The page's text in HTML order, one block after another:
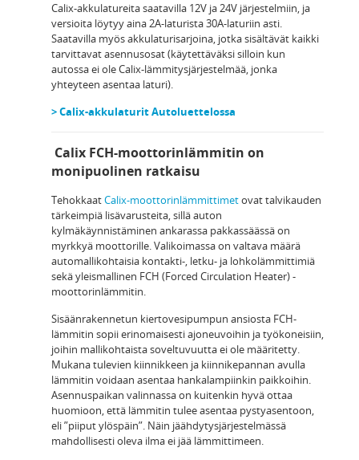
Calix-akkulatureita saatavilla 12V ja 24V järjestelmiin, ja
versioita löytyy aina 2A-laturista 30A-laturiin asti.
Saatavilla myös akkulaturisarjoina, jotka sisältävät kaikki
tarvittavat asennusosat (käytettäväksi silloin kun
autossa ei ole Calix-lämmitysjärjestelmää, jonka
yhteyteen asentaa laturi).
> Calix-akkulaturit Autoluettelossa
Calix FCH-moottorinlämmitin on
monipuolinen ratkaisu
TehokkaatCalix-moottorinlämmittimetovat talvikauden
tärkeimpiä lisävarusteita, sillä auton
kylmäkäynnistäminen ankarassa pakkassäässä on
myrkkyä moottorille. Valikoimassa on valtava määrä
automallikohtaisia kontakti-, letku- ja lohkolämmittimiä
sekä yleismallinen FCH (Forced Circulation Heater) -
moottorinlämmitin.
Sisäänrakennetun kiertovesipumpun ansiosta FCH-
lämmitin sopii erinomaisesti ajoneuvoihin ja työkoneisiin,
joihin mallikohtaista soveltuvuutta ei ole määritetty.
Mukana tulevien kiinnikkeen ja kiinnikepannan avulla
lämmitin voidaan asentaa hankalampiinkin paikkoihin.
Asennuspaikan valinnassa on kuitenkin hyvä ottaa
huomioon, että lämmitin tulee asentaa pystyasentoon,
eli ”piiput ylöspäin”. Näin jäähdytysjärjestelmässä
mahdollisesti oleva ilma ei jää lämmittimeen.